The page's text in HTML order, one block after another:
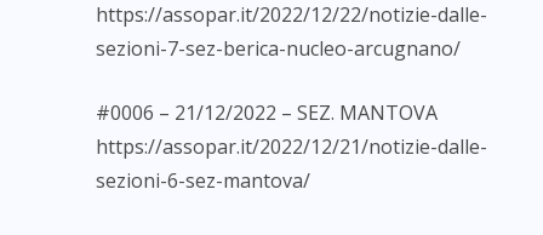
https://assopar.it/2022/12/22/notizie-dalle-
sezioni-7-sez-berica-nucleo-arcugnano/
#0006 – 21/12/2022 – SEZ. MANTOVA
https://assopar.it/2022/12/21/notizie-dalle-
sezioni-6-sez-mantova/